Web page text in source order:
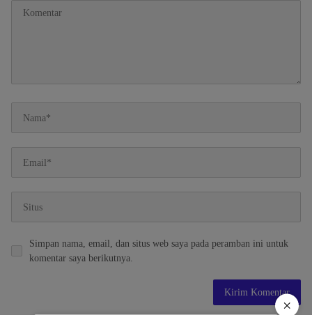
Simpan nama, email, dan situs web saya pada peramban ini untuk
komentar saya berikutnya.
×